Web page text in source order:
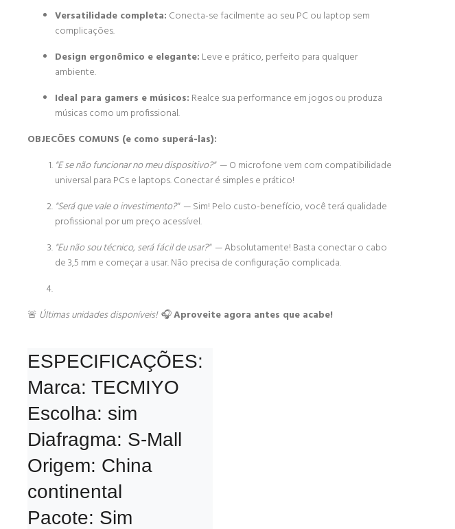
Versatilidade completa: Conecta-se facilmente ao seu PC ou laptop sem
complicações.
Design ergonômico e elegante: Leve e prático, perfeito para qualquer
ambiente.
Ideal para gamers e músicos: Realce sua performance em jogos ou produza
músicas como um profissional.
OBJECÕES COMUNS (e como superá-las):
"E se não funcionar no meu dispositivo?"— O microfone vem com compatibilidade
universal para PCs e laptops. Conectar é simples e prático!
"Será que vale o investimento?"— Sim! Pelo custo-benefício, você terá qualidade
profissional por um preço acessível.
"Eu não sou técnico, será fácil de usar?"— Absolutamente! Basta conectar o cabo
de 3,5 mm e começar a usar. Não precisa de configuração complicada.
🚨 Últimas unidades disponíveis!🎧Aproveite agora antes que acabe!
ESPECIFICAÇÕES:
Marca: TECMIYO
Escolha: sim
Diafragma: S-Mall
Origem: China
continental
Pacote: Sim